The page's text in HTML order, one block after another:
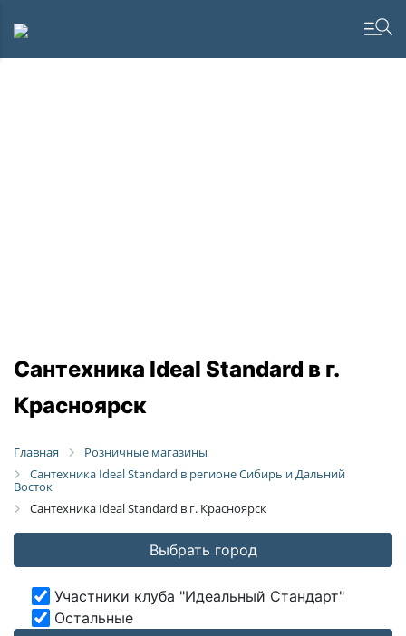
Сантехника Ideal Standard в г.
Красноярск
Главная
Розничные магазины
Сантехника Ideal Standard в регионе Сибирь и Дальний
Восток
Сантехника Ideal Standard в г. Красноярск
Выбрать город
Участники клуба "Идеальный Стандарт"
Остальные